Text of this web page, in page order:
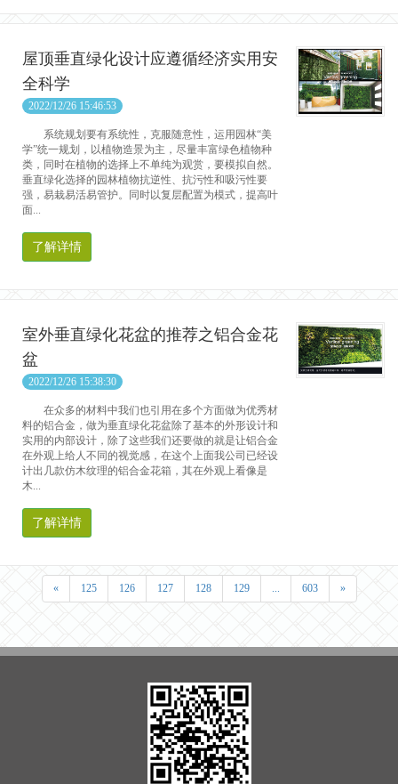
屋顶垂直绿化设计应遵循经济实用安
全科学
2022/12/26 15:46:53
系统规划要有系统性，克服随意性，运用园林“美
学”统一规划，以植物造景为主，尽量丰富绿色植物种
类，同时在植物的选择上不单纯为观赏，要模拟自然。
垂直绿化选择的园林植物抗逆性、抗污性和吸污性要
强，易栽易活易管护。同时以复层配置为模式，提高叶
面...
了解详情
室外垂直绿化花盆的推荐之铝合金花
盆
2022/12/26 15:38:30
在众多的材料中我们也引用在多个方面做为优秀材
料的铝合金，做为垂直绿化花盆除了基本的外形设计和
实用的内部设计，除了这些我们还要做的就是让铝合金
在外观上给人不同的视觉感，在这个上面我公司已经设
计出几款仿木纹理的铝合金花箱，其在外观上看像是
木...
了解详情
« 125 126 127 128 129 ... 603 »